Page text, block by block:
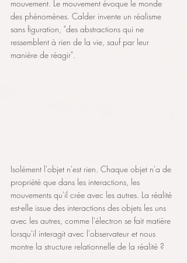
mouvement. Le mouvement évoque le monde
des phénomènes. Calder invente un réalisme
sans figuration, "des abstractions qui ne
ressemblent à rien de la vie, sauf par leur
manière de réagir".
Isolément l'objet n'est rien. Chaque objet n'a de
propriété que dans les interactions, les
mouvements qu'il crée avec les autres. La réalité
est-elle issue des interactions des objets les uns
avec les autres, comme l'électron se fait matière
lorsqu'il interagit avec l'observateur et nous
montre la structure relationnelle de la réalité ?